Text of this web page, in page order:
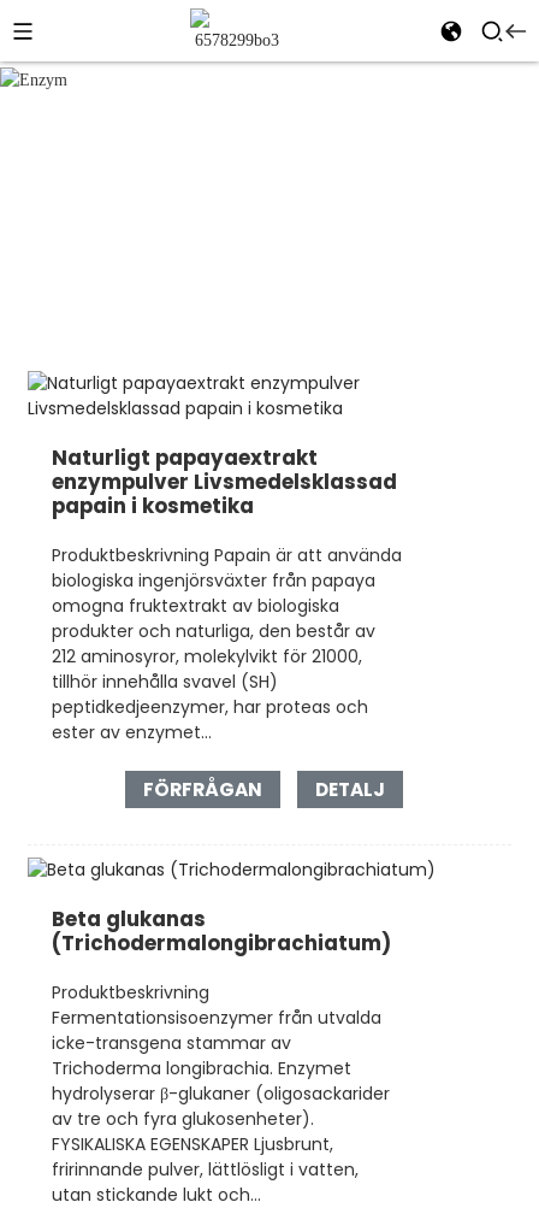
Naturligt papayaextrakt
enzympulver Livsmedelsklassad
papain i kosmetika
Produktbeskrivning Papain är att använda
biologiska ingenjörsväxter från papaya
omogna fruktextrakt av biologiska
produkter och naturliga, den består av
212 aminosyror, molekylvikt för 21000,
tillhör innehålla svavel (SH)
peptidkedjeenzymer, har proteas och
ester av enzymet...
FÖRFRÅGAN DETALJ
Beta glukanas
(Trichodermalongibrachiatum)
Produktbeskrivning
Fermentationsisoenzymer från utvalda
icke-transgena stammar av
Trichoderma longibrachia. Enzymet
hydrolyserar β-glukaner (oligosackarider
av tre och fyra glukosenheter).
FYSIKALISKA EGENSKAPER Ljusbrunt,
fririnnande pulver, lättlösligt i vatten,
utan stickande lukt och...